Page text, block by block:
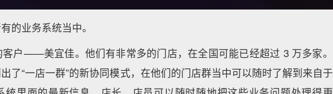
的业务系统当中。
户——美宜佳。他们有非常多的门店，在全国可能已经超过 3 万多家。
了“一店一群”的新协同模式，在他们的门店群当中可以随时了解到来自于